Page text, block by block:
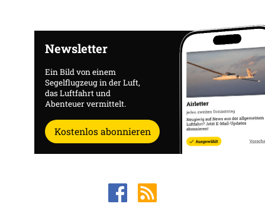
Newsletter
Ein Bild von einem
Segelflugzeug in der Luft,
das Luftfahrt und
Abenteuer vermittelt.
Kostenlos abonnieren